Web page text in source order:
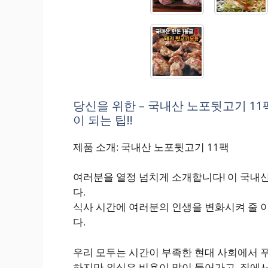
당신을 위한 – 국내산 노포뒷고기
이 되는 팁!!
제품 소개: 국내산 노포뒷고기 11팩
여러분을 열정 넘치게 소개합니다! 이 국
다.
식사 시간에 여러분의 인생을 변화시켜 줄
다.
우리 모두는 시간이 부족한 현대 사회에서